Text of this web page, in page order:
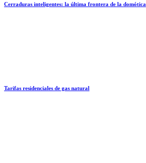
Cerraduras inteligentes: la última frontera de la domótica
Tarifas residenciales de gas natural